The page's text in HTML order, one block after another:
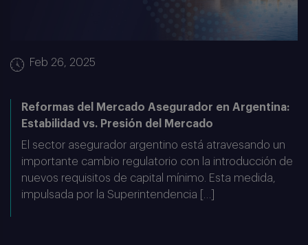
Feb 26, 2025
Reformas del Mercado Asegurador en Argentina:
Estabilidad vs. Presión del Mercado
El sector asegurador argentino está atravesando un
importante cambio regulatorio con la introducción de
nuevos requisitos de capital mínimo. Esta medida,
impulsada por la Superintendencia […]